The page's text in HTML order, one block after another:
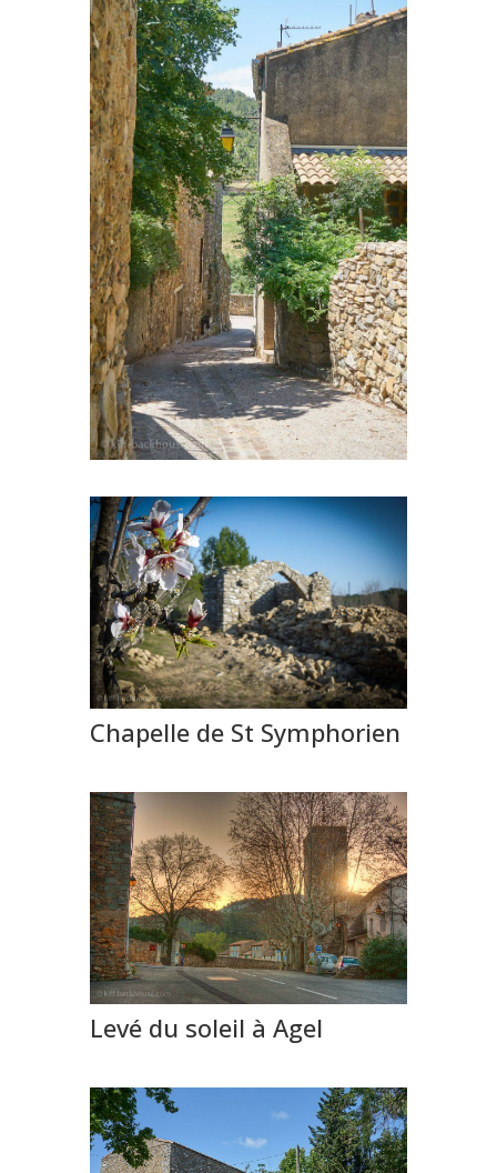
Chapelle de St Symphorien
Levé du soleil à Agel